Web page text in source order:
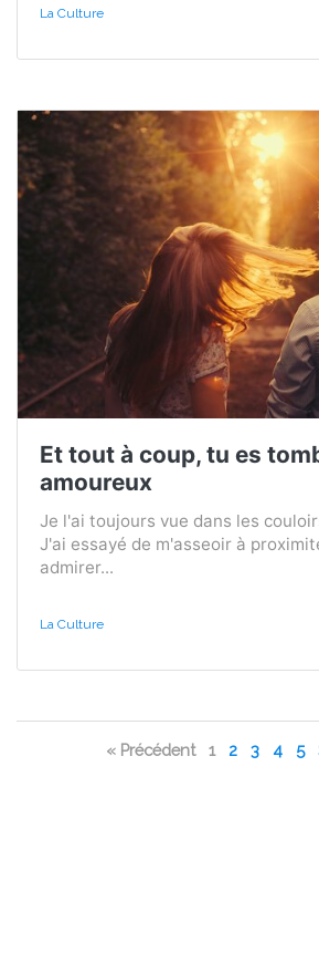
La Culture
Et tout à coup, tu es
amoureux
Je l'ai toujours vue dans les
J'ai essayé de m'asseoir à
admirer...
La Culture
« Précédent 1 2 3 4 5